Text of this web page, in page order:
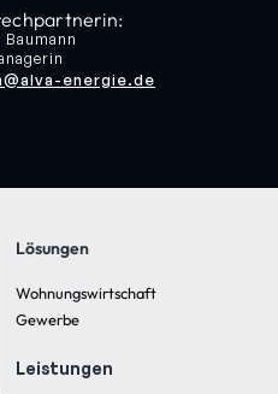
energie.de
Lösungen
Wohnungswirtschaft
Gewerbe
Leistungen